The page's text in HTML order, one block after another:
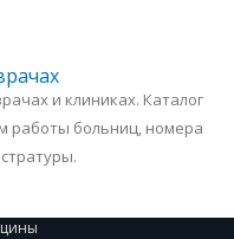
и клиниках. Каталог
работы больниц, номера